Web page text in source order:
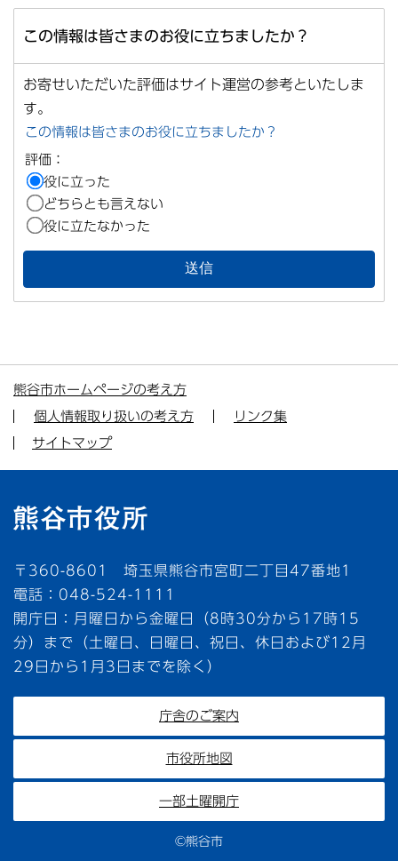
この情報は皆さまのお役に立ちましたか？
お寄せいただいた評価はサイト運営の参考といたしま
す。
この情報は皆さまのお役に立ちましたか？
評価：
役に立った
どちらとも言えない
役に立たなかった
熊谷市ホームページの考え方
個人情報取り扱いの考え方
リンク集
サイトマップ
〒360-8601 埼玉県熊谷市宮町二丁目47番地1
電話：048-524-1111
開庁日：月曜日から金曜日（8時30分から17時15
分）まで（土曜日、日曜日、祝日、休日および12月
29日から1月3日までを除く）
庁舎のご案内
市役所地図
一部土曜開庁
©熊谷市